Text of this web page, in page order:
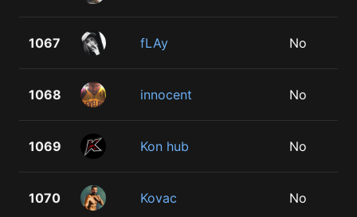
1067 fLAy No
1068 innocent No
1069 Kon hub No
1070 Kovac No